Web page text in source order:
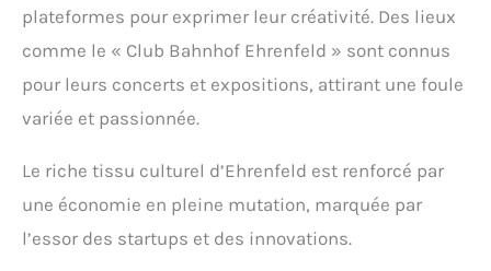
plateformes pour exprimer leur créativité. Des lieux
comme le « Club Bahnhof Ehrenfeld » sont connus
pour leurs concerts et expositions, attirant une foule
variée et passionnée.
Le riche tissu culturel d’Ehrenfeld est renforcé par
une économie en pleine mutation, marquée par
l’essor des startups et des innovations.